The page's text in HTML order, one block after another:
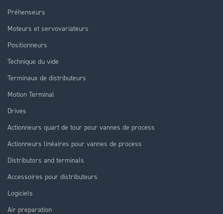
Préhenseurs
Moteurs et servovariateurs
Positionneurs
Technique du vide
Terminaux de distributeurs
Motion Terminal
Drives
Actionneurs quart de tour pour vannes de process
Actionneurs linéaires pour vannes de process
Distributors and terminals
Accessoires pour distributeurs
Logiciels
Air preparation